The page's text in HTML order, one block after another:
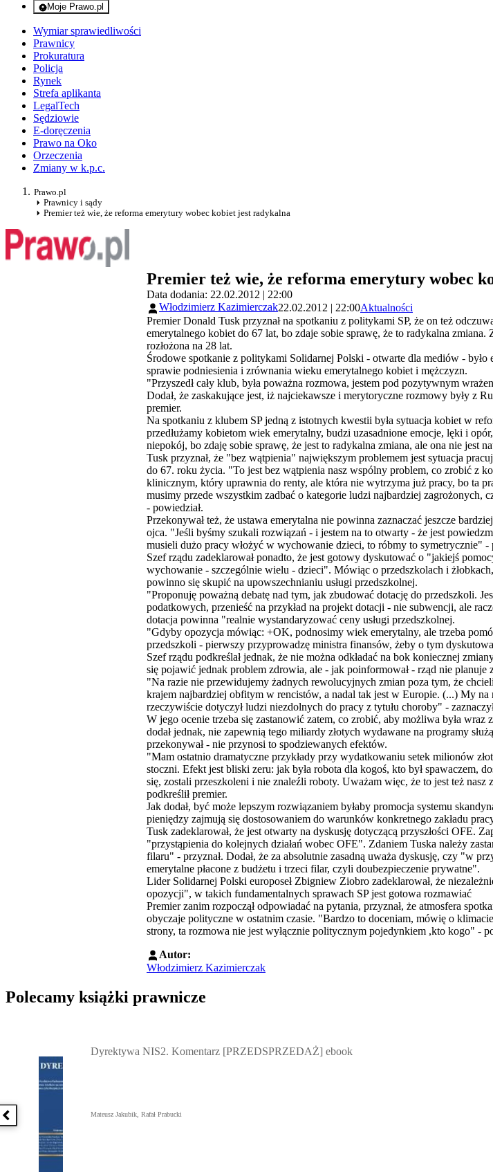
Moje Prawo.pl
- rejestracja i logowanie do serwisu
Wymiar sprawiedliwości
Prawnicy
Prokuratura
Policja
Rynek
Strefa aplikanta
LegalTech
Sędziowie
E-doręczenia
Prawo na Oko
Orzeczenia
Zmiany w k.p.c.
Prawo.pl
Prawnicy i sądy
Premier też wie, że reforma emerytury wobec kobiet jest radykalna
Premier też wie, że reforma emerytury wobec
Data dodania: 22.02.2012 | 22:00
Włodzimierz Kazimierczak22.02.2012 | 22:00Aktualności
Premier Donald Tusk przyznał na spotkaniu z politykami SP, że on też
emerytalnego kobiet do 67 lat, bo zdaje sobie sprawę, że to radykalna zmiana.
rozłożona na 28 lat.
Środowe spotkanie z politykami Solidarnej Polski - otwarte dla mediów -
sprawie podniesienia i zrównania wieku emerytalnego kobiet i mężczyzn.
"Przyszedł cały klub, była poważna rozmowa, jestem pod pozytywnym
Dodał, że zaskakujące jest, iż najciekawsze i merytoryczne rozmowy były z
premier.
Na spotkaniu z klubem SP jedną z istotnych kwestii była sytuacja kobiet w
przedłużamy kobietom wiek emerytalny, budzi uzasadnione emocje, lęki i
niepokój, bo zdaję sobie sprawę, że jest to radykalna zmiana, ale ona nie jest
Tusk przyznał, że "bez wątpienia" największym problemem jest sytuacja
do 67. roku życia. "To jest bez wątpienia nasz wspólny problem, co zrobić z
klinicznym, który uprawnia do renty, ale która nie wytrzyma już pracy, bo ta
musimy przede wszystkim zadbać o kategorie ludzi najbardziej
- powiedział.
Przekonywał też, że ustawa emerytalna nie powinna zaznaczać jeszcze
ojca. "Jeśli byśmy szukali rozwiązań - i jestem na to otwarty - że jest
musieli dużo pracy włożyć w wychowanie dzieci, to róbmy to symetrycznie" -
Szef rządu zadeklarował ponadto, że jest gotowy dyskutować o "jakiejś
wychowanie - szczególnie wielu - dzieci". Mówiąc o przedszkolach i
powinno się skupić na upowszechnianiu usługi przedszkolnej.
"Proponuję poważną debatę nad tym, jak zbudować dotację do przedszkoli.
podatkowych, przenieść na przykład na projekt dotacji - nie subwencji, ale
dotacja powinna "realnie wystandaryzować ceny usługi przedszkolnej.
"Gdyby opozycja mówiąc: +OK, podnosimy wiek emerytalny, ale trzeba
przedszkoli - pierwszy przyprowadzę ministra finansów, żeby o tym
Szef rządu podkreślał jednak, że nie można odkładać na bok koniecznej
się pojawić jednak problem zdrowia, ale - jak poinformował - rząd nie planuje
"Na razie nie przewidujemy żadnych rewolucyjnych zmian poza tym, że
krajem najbardziej obfitym w rencistów, a nadal tak jest w Europie. (...) My
rzeczywiście dotyczył ludzi niezdolnych do pracy z tytułu choroby" -
W jego ocenie trzeba się zastanowić zatem, co zrobić, aby możliwa była
dodał jednak, nie zapewnią tego miliardy złotych wydawane na programy
przekonywał - nie przynosi to spodziewanych efektów.
"Mam ostatnio dramatyczne przykłady przy wydatkowaniu setek milionów
stoczni. Efekt jest bliski zeru: jak była robota dla kogoś, kto był spawaczem,
się, zostali przeszkoleni i nie znaleźli roboty. Uważam więc, że to jest też
podkreślił premier.
Jak dodał, być może lepszym rozwiązaniem byłaby promocja systemu
pieniędzy zajmują się dostosowaniem do warunków konkretnego zakładu
Tusk zadeklarował, że jest otwarty na dyskusję dotyczącą przyszłości OFE.
"przystąpienia do kolejnych działań wobec OFE". Zdaniem Tuska należy
filaru" - przyznał. Dodał, że za absolutnie zasadną uważa dyskusję, czy "w
emerytalne płacone z budżetu i trzeci filar, czyli doubezpieczenie prywatne".
Lider Solidarnej Polski europoseł Zbigniew Ziobro zadeklarował, że
opozycji", w takich fundamentalnych sprawach SP jest gotowa rozmawiać
Premier zanim rozpoczął odpowiadać na pytania, przyznał, że atmosfera
obyczaje polityczne w ostatnim czasie. "Bardzo to doceniam, mówię o
strony, ta rozmowa nie jest wyłącznie politycznym pojedynkiem ,kto kogo" -
Autor:
Włodzimierz Kazimierczak
Polecamy książki prawnicze
Poprzednia książka
Dyrektywa NIS2. Komentarz [PRZEDSPRZEDAŻ] ebook
Mateusz Jakubik, Rafał Prabucki